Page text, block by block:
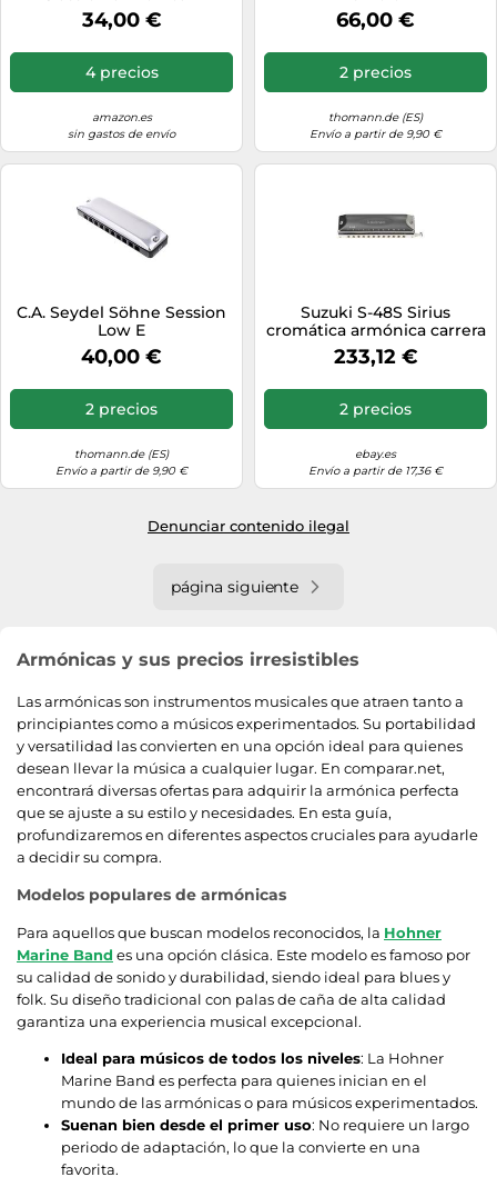
34,00 €
4 precios
amazon.es
sin gastos de envío
66,00 €
2 precios
thomann.de (ES)
Envío a partir de 9,90 €
C.A. Seydel Söhne Session
Low E
40,00 €
2 precios
thomann.de (ES)
Envío a partir de 9,90 €
Suzuki S-48S Sirius
cromática armónica carrera
corta alineación recta
233,12 €
2 precios
ebay.es
Envío a partir de 17,36 €
Denunciar contenido ilegal
página siguiente
Armónicas y sus precios irresistibles
Las armónicas son instrumentos musicales que atraen tanto a
principiantes como a músicos experimentados. Su portabilidad
y versatilidad las convierten en una opción ideal para quienes
desean llevar la música a cualquier lugar. En comparar.net,
encontrará diversas ofertas para adquirir la armónica perfecta
que se ajuste a su estilo y necesidades. En esta guía,
profundizaremos en diferentes aspectos cruciales para ayudarle
a decidir su compra.
Modelos populares de armónicas
Para aquellos que buscan modelos reconocidos, la Hohner
Marine Band es una opción clásica. Este modelo es famoso por
su calidad de sonido y durabilidad, siendo ideal para blues y
folk. Su diseño tradicional con palas de caña de alta calidad
garantiza una experiencia musical excepcional.
Ideal para músicos de todos los niveles: La Hohner
Marine Band es perfecta para quienes inician en el
mundo de las armónicas o para músicos experimentados.
Suenan bien desde el primer uso: No requiere un largo
periodo de adaptación, lo que la convierte en una
favorita.